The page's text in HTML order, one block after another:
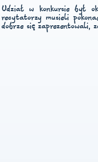
Udział w konkursie był
recytatorzy musieli
dobrze się zaprezentowali,